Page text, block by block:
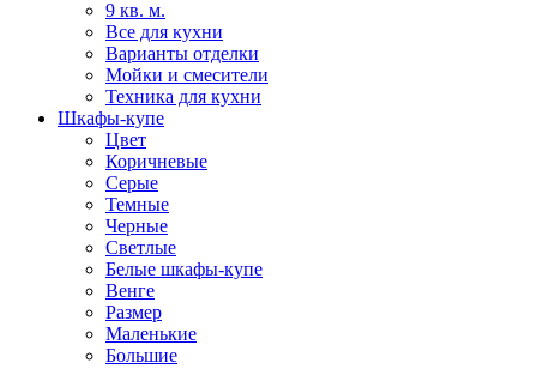
9 кв. м.
Все для кухни
Варианты отделки
Мойки и смесители
Техника для кухни
Шкафы-купе
Цвет
Коричневые
Серые
Темные
Черные
Светлые
Белые шкафы-купе
Венге
Размер
Маленькие
Большие